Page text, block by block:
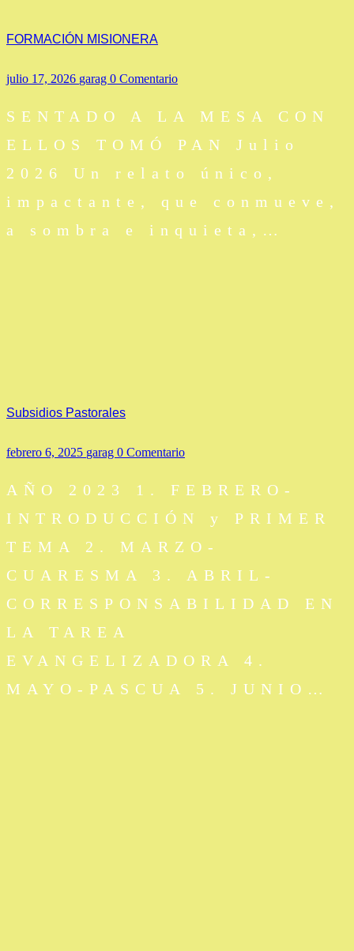
FORMACIÓN MISIONERA
julio 17, 2026 garag 0 Comentario
SENTADO A LA MESA CON
ELLOS TOMÓ PAN Julio
2026 Un relato único,
impactante, que conmueve,
a sombra e inquieta,…
Subsidios Pastorales
febrero 6, 2025 garag 0 Comentario
AÑO 2023 1. FEBRERO-
INTRODUCCIÓN y PRIMER
TEMA 2. MARZO-
CUARESMA 3. ABRIL-
CORRESPONSABILIDAD EN
LA TAREA
EVANGELIZADORA 4.
MAYO-PASCUA 5. JUNIO…